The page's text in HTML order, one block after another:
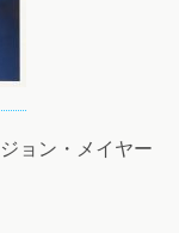
メイヤー